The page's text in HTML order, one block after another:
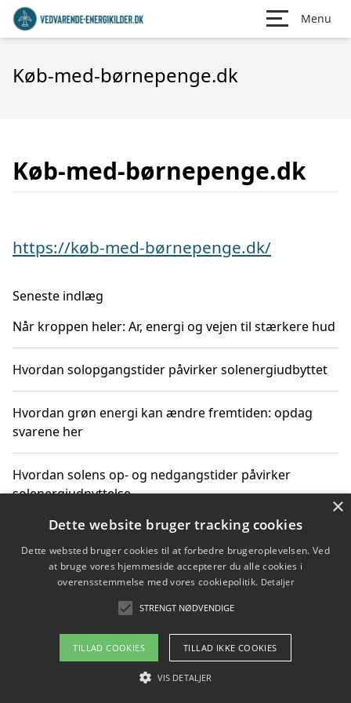
Menu
Køb-med-børnepenge.dk
Køb-med-børnepenge.dk
https://køb-med-børnepenge.dk/
Seneste indlæg
Når kroppen heler: Ar, energi og vejen til stærkere hud
Hvordan solopgangstider påvirker solenergiudbyttet
Hvordan grøn energi kan ændre fremtiden: opdag
svarene her
Hvordan solens op- og nedgangstider påvirker
solenergiudnyttelse
Hvordan du får svar på energispørgsmål om
vedvarende energikilder
Om / kontakt
Blog Betingelser
×
Dette website bruger tracking cookies
Dette websted bruger cookies til at forbedre brugeroplevelsen. Ved
at bruge vores hjemmeside accepterer du alle cookies i
overensstemmelse med vores cookiepolitik. Detaljer
STRENGT NØDVENDIGE
TILLAD COOKIES TILLAD IKKE COOKIES
VIS DETALJER